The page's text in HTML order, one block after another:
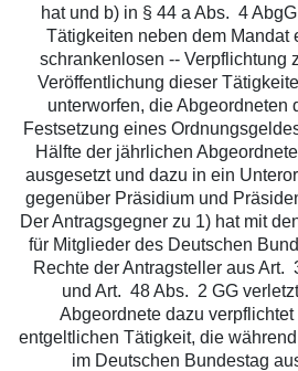
hat und b) in § 44 a Abs. 4
Tätigkeiten neben dem Mandat
schrankenlosen -- Verpflichtung
Veröffentlichung dieser
unterworfen, die Abgeordneten
Festsetzung eines
Hälfte der jährlichen
ausgesetzt und dazu in ein
gegenüber Präsidium und
Der Antragsgegner zu 1) hat mit
für Mitglieder des Deutschen
Rechte der Antragsteller aus Art.
und Art. 48 Abs. 2 GG
Abgeordnete dazu verpflichtet
entgeltlichen Tätigkeit, die
im Deutschen Bundestag